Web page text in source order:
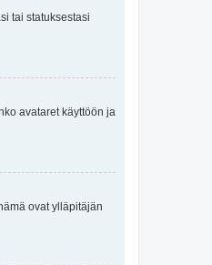
tai statuksestasi
avataret käyttöön ja
ovat ylläpitäjän